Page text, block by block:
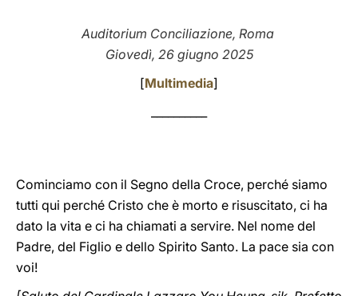
Auditorium Conciliazione, Roma
Giovedì, 26 giugno 2025
[Multimedia]
Cominciamo con il Segno della Croce, perché siamo
tutti qui perché Cristo che è morto e risuscitato, ci ha
dato la vita e ci ha chiamati a servire. Nel nome del
Padre, del Figlio e dello Spirito Santo. La pace sia con
voi!